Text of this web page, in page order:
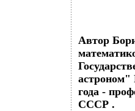
Автор
астроном"
года -
СССР .